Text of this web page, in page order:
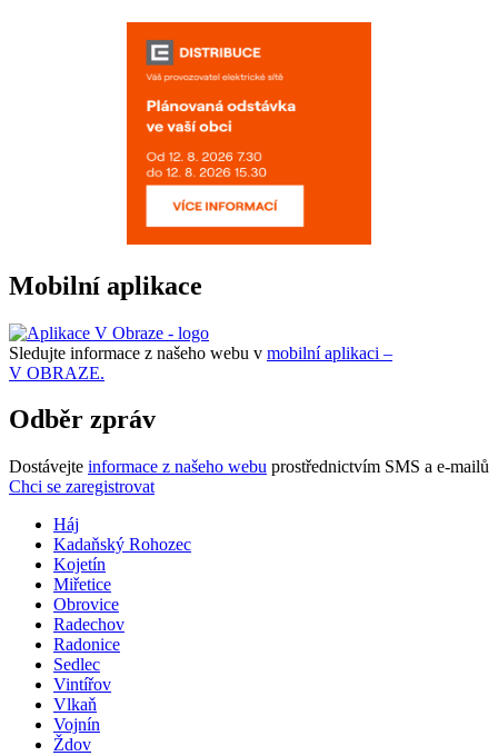
Mobilní aplikace
Sledujte informace z našeho webu v mobilní aplikaci –
V OBRAZE.
Odběr zpráv
Dostávejte informace z našeho webu prostřednictvím SMS a e-mailů
Chci se zaregistrovat
Háj
Kadaňský Rohozec
Kojetín
Miřetice
Obrovice
Radechov
Radonice
Sedlec
Vintířov
Vlkaň
Vojnín
Ždov